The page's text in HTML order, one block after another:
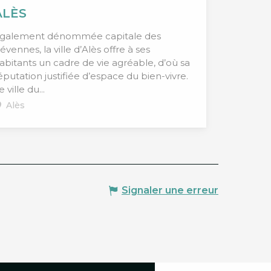
dénommée capitale des
la ville d’Alès offre à ses
un cadre de vie agréable, d’où sa
justifiée d’espace du bien-vivre.
ville du...
Alès
Signaler une erreur